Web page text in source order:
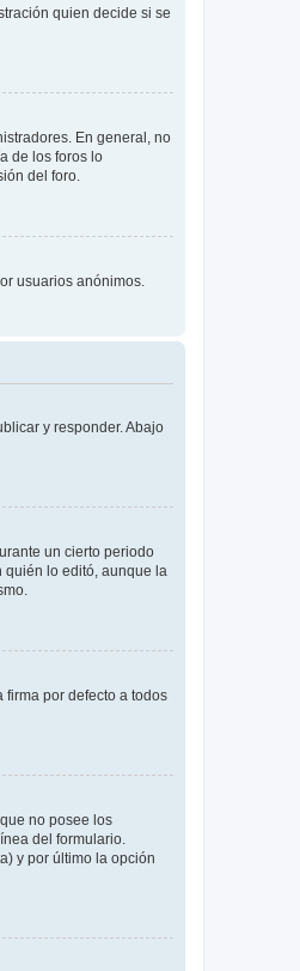
quien decide si se
En general, no
de los foros lo
del foro.
usuarios anónimos.
y responder. Abajo
un cierto periodo
quién lo editó, aunque la
por defecto a todos
no posee los
del formulario.
y por último la opción